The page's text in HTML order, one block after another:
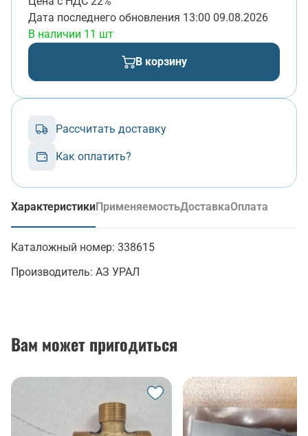
Дата последнего обновления 13:00 09.08.2026
В наличии 11 шт
В корзину
Рассчитать доставку
Как оплатить?
Характеристики
(активная вкладка)
ПрименяемостьДоставкаОплата
Каталожный номер: 338615
Производитель: АЗ УРАЛ
Вам может пригодиться